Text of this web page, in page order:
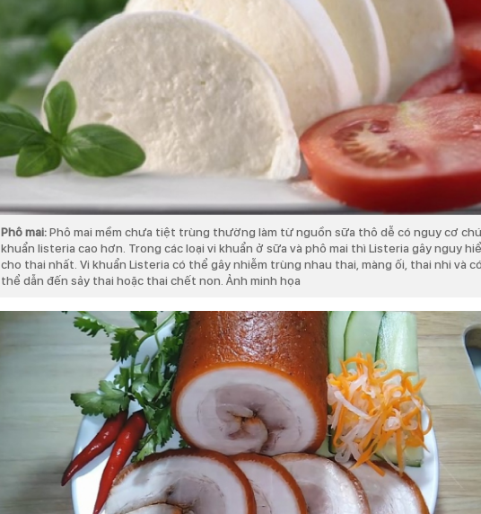
Phô mai:Phô mai mềm chưa tiệt trùng thường làm từ nguồn sữa thô dễ có nguy cơ
khuẩn listeria cao hơn. Trong các loại vi khuẩn ở sữa và phô mai thì Listeria gây nguy
cho thai nhất. Vi khuẩn Listeria có thể gây nhiễm trùng nhau thai, màng ối, thai nhi và có
thể dẫn đến sảy thai hoặc thai chết non. Ảnh minh họa